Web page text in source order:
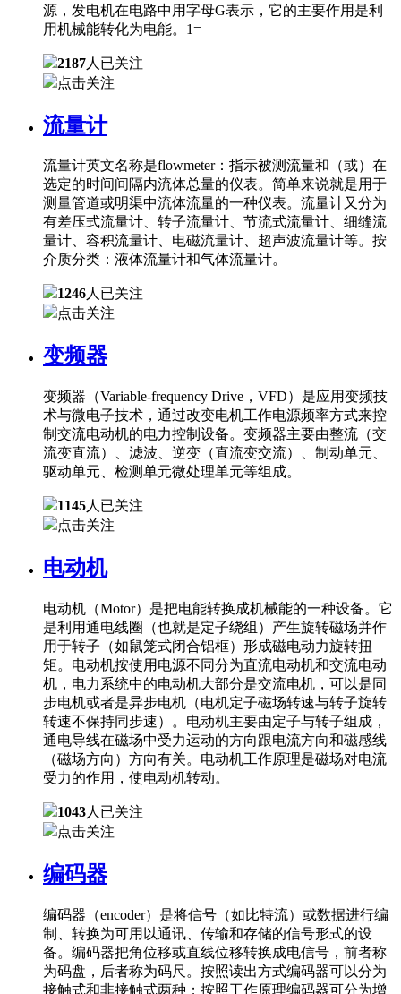
源，发电机在电路中用字母G表示，它的主要作用是利
用机械能转化为电能。1=
2187人已关注
点击关注
流量计
流量计英文名称是flowmeter：指示被测流量和（或）在
选定的时间间隔内流体总量的仪表。简单来说就是用于
测量管道或明渠中流体流量的一种仪表。流量计又分为
有差压式流量计、转子流量计、节流式流量计、细缝流
量计、容积流量计、电磁流量计、超声波流量计等。按
介质分类：液体流量计和气体流量计。
1246人已关注
点击关注
变频器
变频器（Variable-frequency Drive，VFD）是应用变频技
术与微电子技术，通过改变电机工作电源频率方式来控
制交流电动机的电力控制设备。变频器主要由整流（交
流变直流）、滤波、逆变（直流变交流）、制动单元、
驱动单元、检测单元微处理单元等组成。
1145人已关注
点击关注
电动机
电动机（Motor）是把电能转换成机械能的一种设备。它
是利用通电线圈（也就是定子绕组）产生旋转磁场并作
用于转子（如鼠笼式闭合铝框）形成磁电动力旋转扭
矩。电动机按使用电源不同分为直流电动机和交流电动
机，电力系统中的电动机大部分是交流电机，可以是同
步电机或者是异步电机（电机定子磁场转速与转子旋转
转速不保持同步速）。电动机主要由定子与转子组成，
通电导线在磁场中受力运动的方向跟电流方向和磁感线
（磁场方向）方向有关。电动机工作原理是磁场对电流
受力的作用，使电动机转动。
1043人已关注
点击关注
编码器
编码器（encoder）是将信号（如比特流）或数据进行编
制、转换为可用以通讯、传输和存储的信号形式的设
备。编码器把角位移或直线位移转换成电信号，前者称
为码盘，后者称为码尺。按照读出方式编码器可以分为
接触式和非接触式两种；按照工作原理编码器可分为增